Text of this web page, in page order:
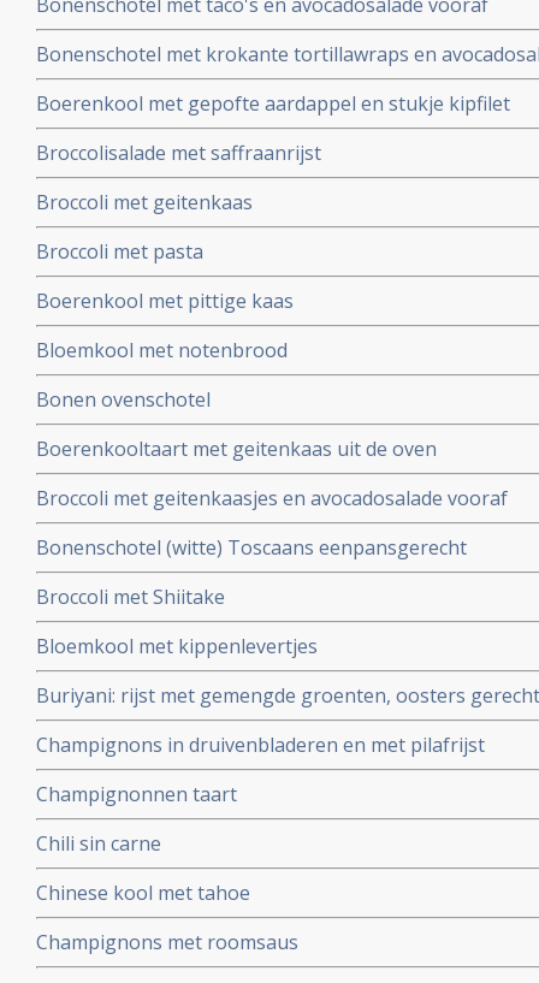
Bonenschotel met krokante tortillawraps en
Boerenkool met gepofte aardappel en stukje kipfilet
Broccolisalade met saffraanrijst
Broccoli met geitenkaas
Broccoli met pasta
Boerenkool met pittige kaas
Bloemkool met notenbrood
Bonen ovenschotel
Boerenkooltaart met geitenkaas uit de oven
Broccoli met geitenkaasjes en avocadosalade vooraf
Bonenschotel (witte) Toscaans eenpansgerecht
Broccoli met Shiitake
Bloemkool met kippenlevertjes
Buriyani: rijst met gemengde groenten, oosters gerecht
Champignons in druivenbladeren en met pilafrijst
Champignonnen taart
Chili sin carne
Chinese kool met tahoe
Champignons met roomsaus